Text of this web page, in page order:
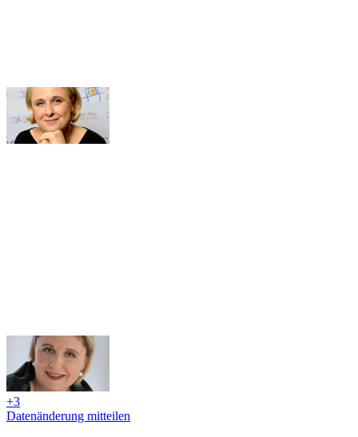
+3
Datenänderung mitteilen